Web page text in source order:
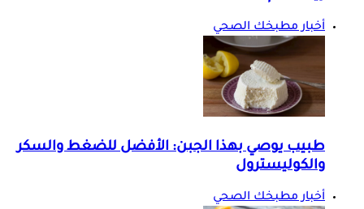
أخبار مطبخك الصحي
طبيب يوصي بهذا الجبن: الأفضل للضغط والسكر
والكوليسترول
أخبار مطبخك الصحي